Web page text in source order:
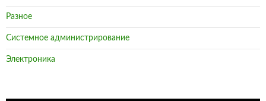
Разное
Системное администрирование
Электроника